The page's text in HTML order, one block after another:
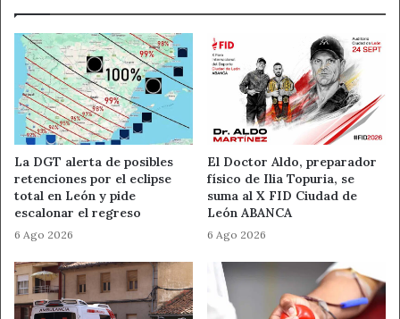
La DGT alerta de posibles
retenciones por el eclipse
total en León y pide
escalonar el regreso
6 Ago 2026
El Doctor Aldo, preparador
físico de Ilia Topuria, se
suma al X FID Ciudad de
León ABANCA
6 Ago 2026